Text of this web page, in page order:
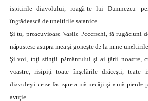
ispitirile diavolului, roagă-te lui Dumnezeu
îngrădească de uneltirile satanice.
Şi tu, preacuvioase Vasile Pecerschi, fă rugăciuni
năpustesc asupra mea şi goneşte de la mine
Şi voi, toţi sfinţii pământului şi ai ţării noastre,
voastre, risipiţi toate înşelările drăceşti, toate
diavoleşti ce se fac spre a mă necăji şi a mă pierde
avuţie.